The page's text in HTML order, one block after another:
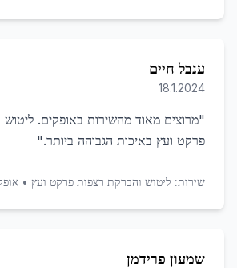
ענבל חיים
18.1.2024
"מרוצים מאוד מהשירות באופקים.
פרקט ועץ באיכות הגבוהה ביותר."
שירות: ליטוש והברקת רצפות פרקט ועץ •
שמעון פרידמן